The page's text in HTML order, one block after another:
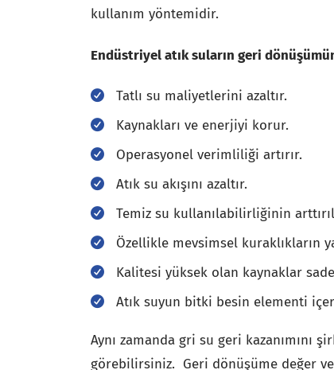
kullanım yöntemidir.
Endüstriyel atık suların geri
Tatlı su maliyetlerini azaltır.
Kaynakları ve enerjiyi korur.
Operasyonel verimliliği artırır.
Atık su akışını azaltır.
Temiz su kullanılabilirliğinin
Özellikle mevsimsel kuraklıkların
Kalitesi yüksek olan kaynaklar
Atık suyun bitki besin elementi
Aynı zamanda gri su geri kazanımını
görebilirsiniz. Geri dönüşüme değer